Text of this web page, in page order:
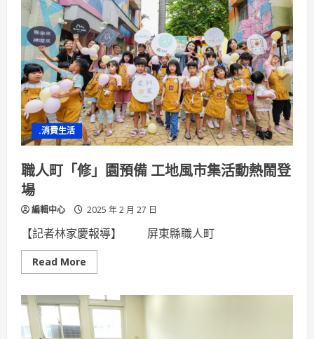
強
化
來
義
鄉
幸
福
巴
士
新
增
1
輛
無
障
小
巴
.消費生活
職人町「修」園預備 工地風市集活動熱鬧登
場
編輯中心 2025 年 2 月 27 日
【記者林家慶報導】 屏東縣職人町
Read More
more
人
町
「修」
園